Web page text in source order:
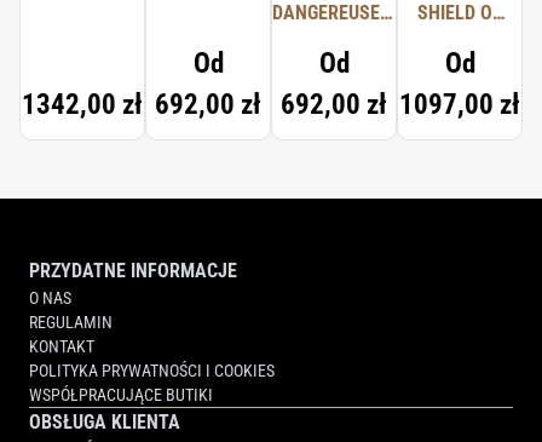
1342,00 zł
Od
692,00 zł
DANGEREUSES,
Od
692,00 zł
SHIELD OF
Od
1097,00 zł
PRZYDATNE INFORMACJE
O NAS
REGULAMIN
KONTAKT
POLITYKA PRYWATNOŚCI I COOKIES
WSPÓŁPRACUJĄCE BUTIKI
OBSŁUGA KLIENTA